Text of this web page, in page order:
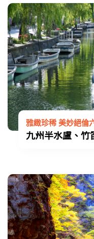
雅緻珍稀 美妙絕倫
九州半水盧、竹